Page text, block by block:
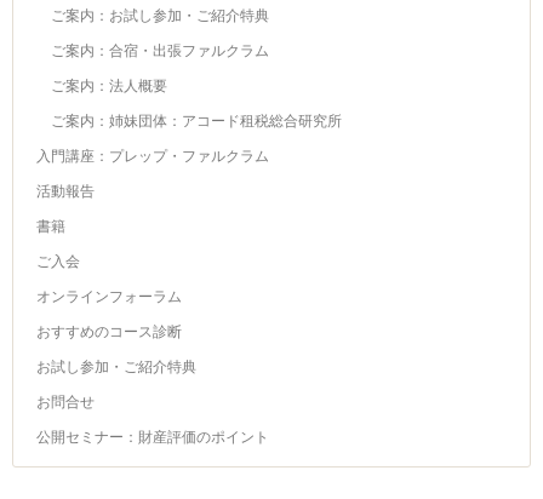
ご案内：お試し参加・ご紹介特典
ご案内：合宿・出張ファルクラム
ご案内：法人概要
ご案内：姉妹団体：アコード租税総合研究所
入門講座：プレップ・ファルクラム
活動報告
書籍
ご入会
オンラインフォーラム
おすすめのコース診断
お試し参加・ご紹介特典
お問合せ
公開セミナー：財産評価のポイント